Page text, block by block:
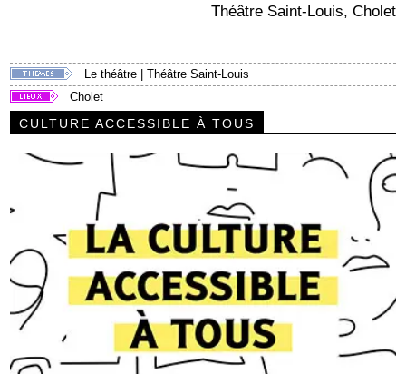
Théâtre Saint-Louis, Cholet
Le théâtre |Théâtre Saint-Louis
Cholet
CULTURE ACCESSIBLE À TOUS